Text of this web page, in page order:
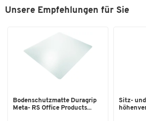
Unsere Empfehlungen für Sie
Bodenschutzmatte Duragrip
Meta- RS Office Products...
Sitz-
Zum Zoomen